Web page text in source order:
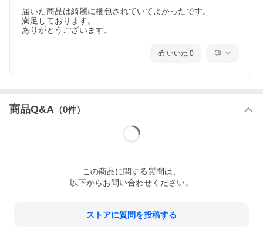
届いた商品は綺麗に梱包されていてよかったです。
満足しております。
ありがとうございます。
いいね 0
商品Q&A （0件）
この商品に関する質問は、
以下からお問い合わせください。
ストアに質問を投稿する